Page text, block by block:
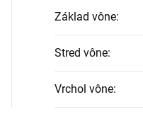
Základ vône:
Stred vône:
Vrchol vône: